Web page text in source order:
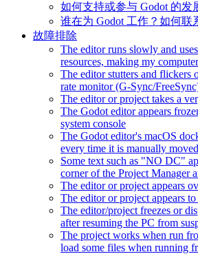
如何支持或参与 Godot 的发
谁在为 Godot 工作？如何联
故障排除
The editor runs slowly and
resources, making my
The editor stutters and flickers
rate monitor (G-Sync/
The editor or project takes a
The Godot editor appears
system console
The Godot editor's macOS
every time it is manually moved
Some text such as "NO DC"
corner of the Project Manager
The editor or project appears
The editor or project appears
The editor/project freezes or
after resuming the PC from
The project works when run
load some files when running